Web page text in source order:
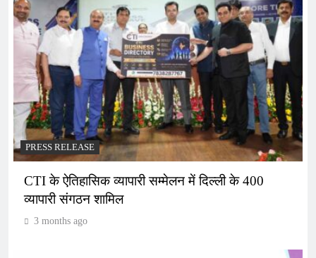
PRESS RELEASE
CTI के ऐतिहासिक व्यापारी सम्मेलन में दिल्ली के 400
व्यापारी संगठन शामिल
3 months ago